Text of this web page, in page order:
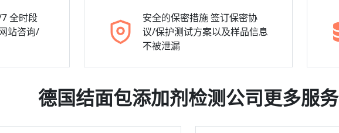
全时段
站咨询/
安全的保密措施签订保密协
议/保护测试方案以及样品信息
不被泄漏
德国结面包添加剂检测公司更多服务